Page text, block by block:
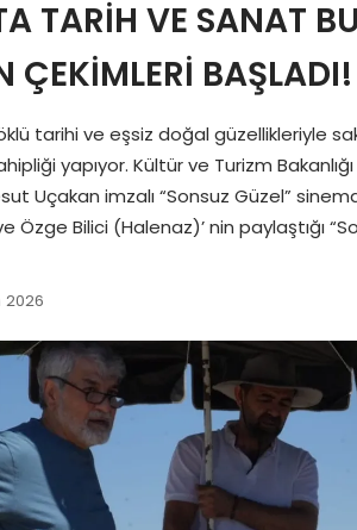
TARİH VE SANAT
ÇEKİMLERİ BAŞLADI!
tarihi ve eşsiz doğal güzellikleriyle
yapıyor. Kültür ve Turizm
Uçakan imzalı “Sonsuz Güzel”
Özge Bilici (Halenaz)’ nin paylaştığı
2026